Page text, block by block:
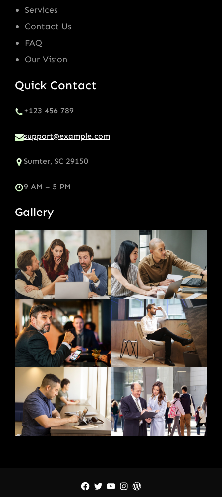
Services
Contact Us
FAQ
Our Vision
Quick Contact
+123 456 789
support@example.com
Sumter, SC 29150
9 AM – 5 PM
Gallery
Facebook
TwitterYouTube
Instagram
WordPress